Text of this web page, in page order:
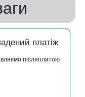
платіж
післяплатою